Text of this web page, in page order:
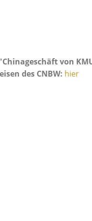
von
des CNBW: hier